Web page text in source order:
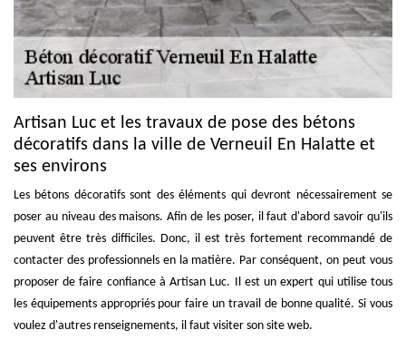
Artisan Luc et les travaux de pose des bétons
décoratifs dans la ville de Verneuil En Halatte et
ses environs
Les bétons décoratifs sont des éléments qui devront nécessairement se
poser au niveau des maisons. Afin de les poser, il faut d'abord savoir qu'ils
peuvent être très difficiles. Donc, il est très fortement recommandé de
contacter des professionnels en la matière. Par conséquent, on peut vous
proposer de faire confiance à Artisan Luc. Il est un expert qui utilise tous
les équipements appropriés pour faire un travail de bonne qualité. Si vous
voulez d'autres renseignements, il faut visiter son site web.